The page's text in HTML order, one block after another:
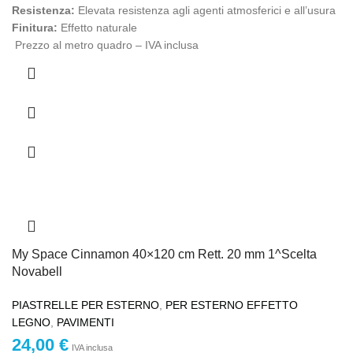
Resistenza: Elevata resistenza agli agenti atmosferici e all’usura
Finitura: Effetto naturale
Prezzo al metro quadro – IVA inclusa
My Space Cinnamon 40×120 cm Rett. 20 mm 1^Scelta
Novabell
PIASTRELLE PER ESTERNO PER ESTERNO EFFETTO
LEGNO PAVIMENTI
24,00 € IVA inclusa